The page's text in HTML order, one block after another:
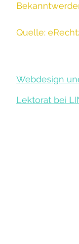
Quelle:
Webdesign
Lektorat bei